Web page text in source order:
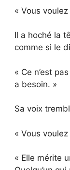
« Vous
Il a hoché la
comme si le
« Ce n’est
a besoin. »
Sa voix
« Vous
« Elle mérite